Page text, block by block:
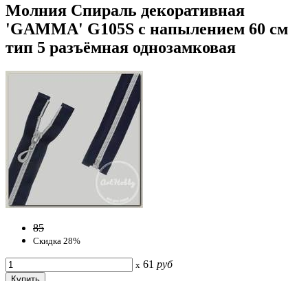
Молния Спираль декоративная
'GAMMA' G105S с напылением 60 см
тип 5 разъёмная однозамковая
85
Скидка 28%
x 61 руб